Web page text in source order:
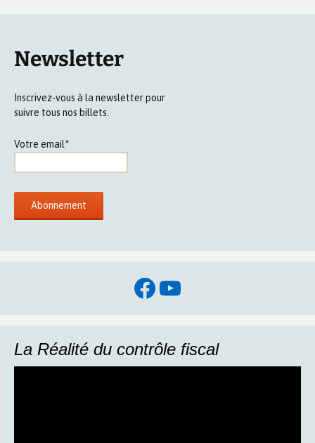
Newsletter
Inscrivez-vous à la newsletter pour
suivre tous nos billets.
Votre email*
Facebook
YouTube
La Réalité du contrôle fiscal